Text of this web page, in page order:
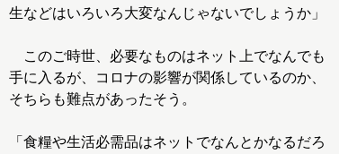
生などはいろいろ大変なんじゃないでしょうか」
このご時世、必要なものはネット上でなんでも
手に入るが、コロナの影響が関係しているのか、
そちらも難点があったそう。
「食糧や生活必需品はネットでなんとかなるだろ